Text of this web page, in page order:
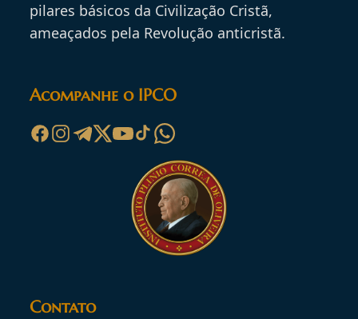
pilares básicos da Civilização Cristã,
ameaçados pela Revolução anticristã.
Acompanhe o IPCO
Contato